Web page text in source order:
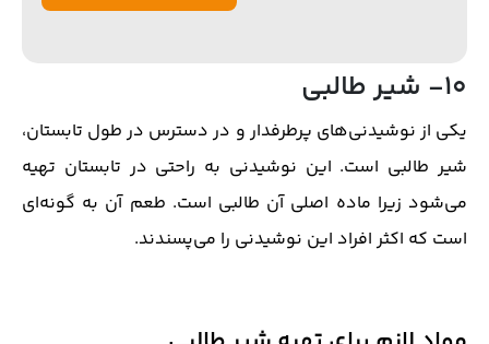
که تهیه آن در منزل بسیار ساده می‌باشد. این خوراکی جذاب
رژیمی و کم‌کالری آن نیز وجود دارد. برای یادگیری این
بستنی ها حتما این مقاله را بخوانید.
طرز تهیه انواع بستنی
یکی از نوشیدنی‌های پرطرفدار و در دسترس در طول تابستان،